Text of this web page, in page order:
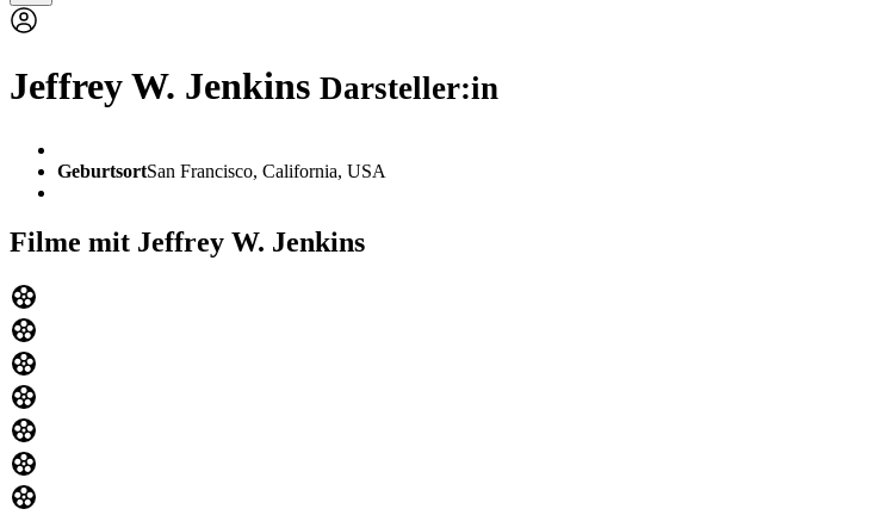
Jeffrey W. Jenkins Darsteller:in
GeburtsortSan Francisco, California, USA
Filme mit Jeffrey W. Jenkins